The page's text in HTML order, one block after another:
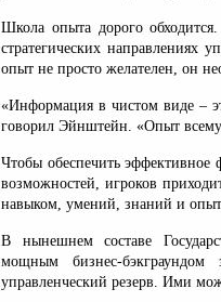
Школа опыта дорого
стратегических направлениях
опыт не просто желателен, он
«Информация в чистом виде ‒
говорил Эйнштейн. «Опыт
Чтобы обеспечить
возможностей, игроков
навыком, умений, знаний и
В нынешнем составе
мощным бизнес-
управленческий резерв. Ими